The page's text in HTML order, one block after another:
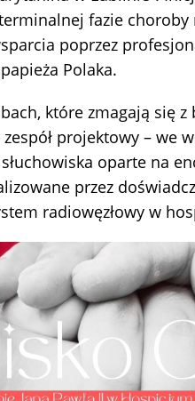
fazie
poprzez
Polaka.
które zmagają się
projektowy – we
oparte na
przez
radiowęzłowy w